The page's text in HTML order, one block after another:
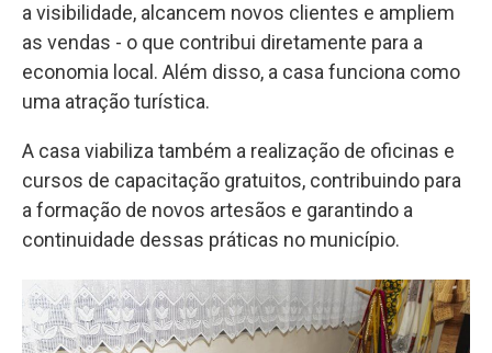
a visibilidade, alcancem novos clientes e ampliem
as vendas - o que contribui diretamente para a
economia local. Além disso, a casa funciona como
uma atração turística.
A casa viabiliza também a realização de oficinas e
cursos de capacitação gratuitos, contribuindo para
a formação de novos artesãos e garantindo a
continuidade dessas práticas no município.